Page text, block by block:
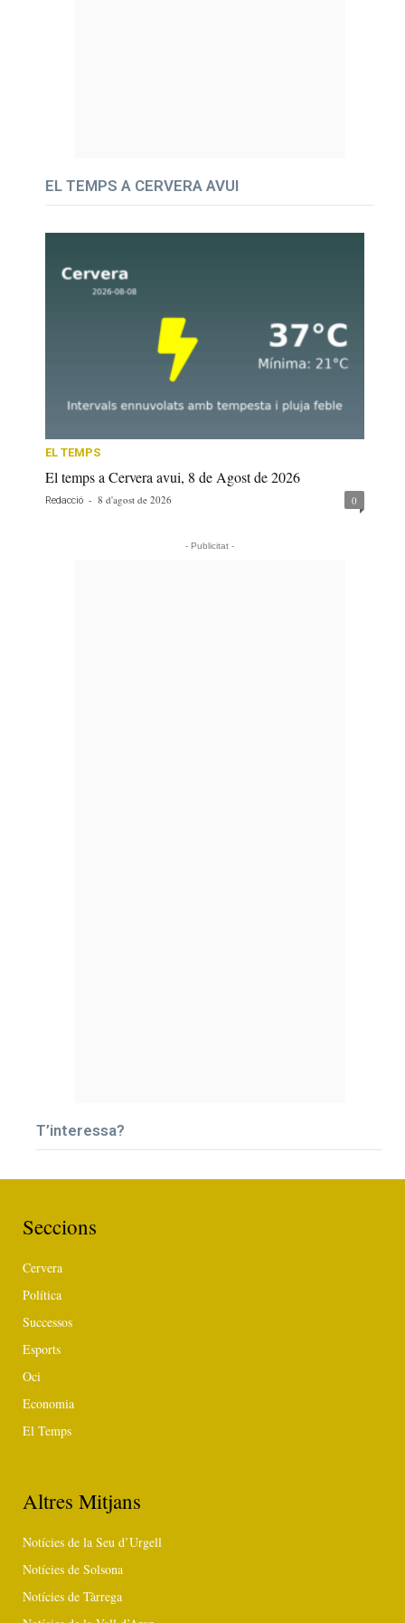
EL TEMPS A CERVERA AVUI
EL TEMPS
El temps a Cervera avui, 8 de Agost de 2026
Redacció - 8 d'agost de 2026 0
- Publicitat -
T’interessa?
Seccions
Cervera
Política
Successos
Esports
Oci
Economia
El Temps
Altres Mitjans
Notícies de la Seu d’Urgell
Notícies de Solsona
Notícies de Tàrrega